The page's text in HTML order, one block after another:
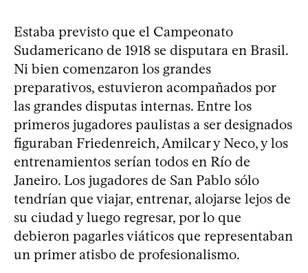
Estaba previsto que el Campeonato
Sudamericano de 1918 se disputara en Brasil.
Ni bien comenzaron los grandes
preparativos, estuvieron acompañados por
las grandes disputas internas. Entre los
primeros jugadores paulistas a ser designados
figuraban Friedenreich, Amilcar y Neco, y los
entrenamientos serían todos en Río de
Janeiro. Los jugadores de San Pablo sólo
tendrían que viajar, entrenar, alojarse lejos de
su ciudad y luego regresar, por lo que
debieron pagarles viáticos que representaban
un primer atisbo de profesionalismo.